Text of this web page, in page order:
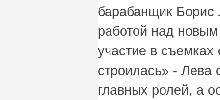
барабанщик
работой над
участие в съемках
строилась» - Лева
главных ролей, а